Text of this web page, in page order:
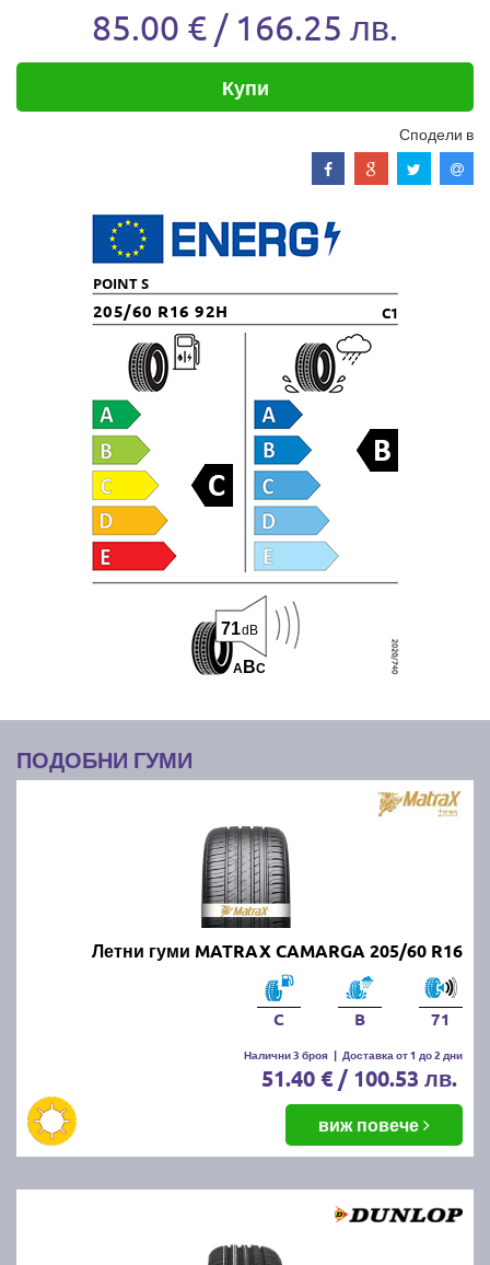
85.00 € / 166.25 лв.
Купи
Сподели в
POINT S
205/60 R16 92H C1
A BC
71dB
ПОДОБНИ ГУМИ
Летни гуми MATRAX CAMARGA 205/60 R16
C B 71
Налични 3 броя | Доставка от 1 до 2 дни
51.40 € / 100.53 лв.
виж повече